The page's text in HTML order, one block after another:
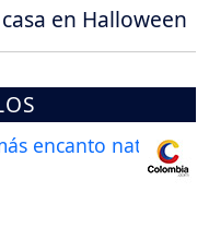
en Halloween